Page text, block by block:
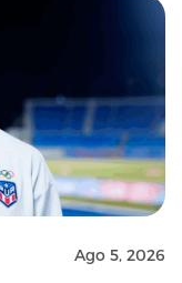
Ago 5, 2026